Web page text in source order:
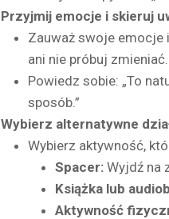
Przyjmij emocje i skieruj
Zauważ swoje emocje
ani nie próbuj zmieniać.
Powiedz sobie: „To
sposób.”
Wybierz alternatywne
Wybierz aktywność,
Spacer: Wyjdź na
Książka lub
Aktywność